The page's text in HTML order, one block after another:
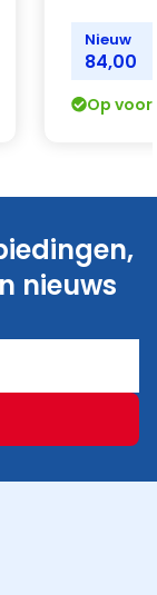
Nieuw
84,00
Op
nieuws